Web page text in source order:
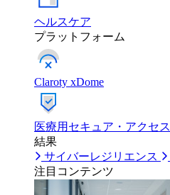
ヘルスケア
プラットフォーム
Claroty xDome
医療用セキュア・アクセス
結果
サイバーレジリエンス
注目コンテンツ